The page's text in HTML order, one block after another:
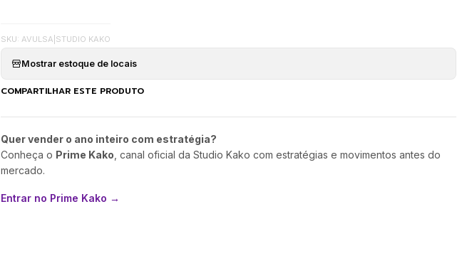
SKU: AVULSA STUDIO KAKO
Mostrar estoque de locais
COMPARTILHAR ESTE PRODUTO
Quer vender o ano inteiro com estratégia?
Conheça o Prime Kako , canal oficial da Studio Kako com estratégias e movimentos antes do
mercado.
Entrar no Prime Kako →